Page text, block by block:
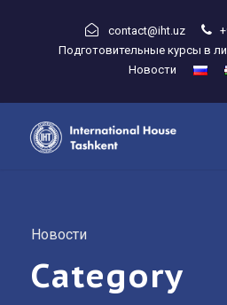
contact@iht.uz
Подготовительные курсы в
Новости
Новости
Category